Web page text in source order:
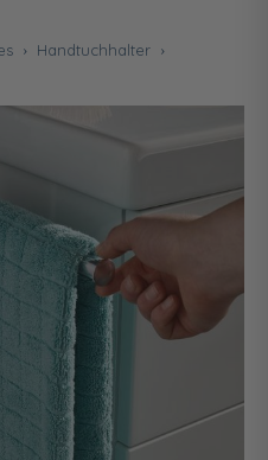
Handtuchhalter